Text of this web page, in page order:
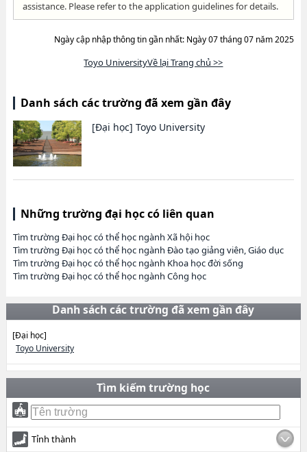
assistance. Please refer to the application guidelines for details.
Ngày cập nhập thông tin gần nhất: Ngày 07 tháng 07 năm 2025
Toyo UniversityVề lại Trang chủ >>
Danh sách các trường đã xem gần đây
[Đại học] Toyo University
Những trường đại học có liên quan
Tìm trường Đại học có thể học ngành Xã hội học
Tìm trường Đại học có thể học ngành Đào tạo giảng viên, Giáo dục
Tìm trường Đại học có thể học ngành Khoa học đời sống
Tìm trường Đại học có thể học ngành Công học
Danh sách các trường đã xem gần đây
[Đại học]
Toyo University
Tìm kiếm trường học
Tỉnh thành